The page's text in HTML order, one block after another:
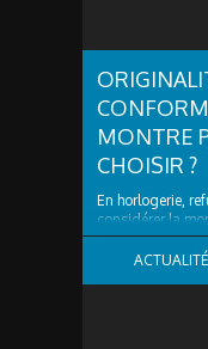
MONTRE
CHOISIR ?
En horlogerie,
considérer la
outil, mais
plus seulement